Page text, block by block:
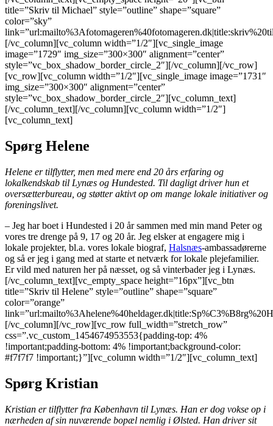
title=”Skriv til Michael” style=”outline” shape=”square”
color=”sky”
[/vc_column][vc_column width=”1/2″][vc_single_image
image=”1729″ img_size=”300×300″ alignment=”center”
style=”vc_box_shadow_border_circle_2″][/vc_column][/vc_row]
[vc_row][vc_column width=”1/2″][vc_single_image image=”1731″
img_size=”300×300″ alignment=”center”
style=”vc_box_shadow_border_circle_2″][vc_column_text]
[/vc_column_text][/vc_column][vc_column width=”1/2″]
[vc_column_text]
Spørg Helene
Helene er tilflytter, men med mere end 20 års erfaring og
lokalkendskab til Lynæs og Hundested. Til dagligt driver hun et
oversætterbureau, og støtter aktivt op om mange lokale initiativer og
foreningslivet.
– Jeg har boet i Hundested i 20 år sammen med min mand Peter og
vores tre drenge på 9, 17 og 20 år. Jeg elsker at engagere mig i
lokale projekter, bl.a. vores lokale biograf, Halsnæs-ambassadørerne
og så er jeg i gang med at starte et netværk for lokale plejefamilier.
Er vild med naturen her på næsset, og så vinterbader jeg i Lynæs.
[/vc_column_text][vc_empty_space height=”16px”][vc_btn
title=”Skriv til Helene” style=”outline” shape=”square”
color=”orange”
[/vc_column][/vc_row][vc_row full_width=”stretch_row”
css=”.vc_custom_1454674953553{padding-top: 4%
!important;padding-bottom: 4% !important;background-color:
#f7f7f7 !important;}”][vc_column width=”1/2″][vc_column_text]
Spørg Kristian
Kristian er tilflytter fra København til Lynæs. Han er dog vokse op i
nærheden af sin nuværende bopæl nemlig i Ølsted. Han driver sit